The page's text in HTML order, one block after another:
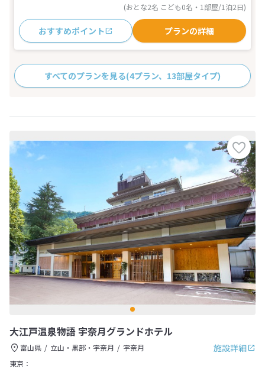
(おとな2名 こども0名・1部屋/1泊2日)
おすすめポイント プランの詳細
すべてのプランを見る(4プラン、13部屋タイプ)
大江戸温泉物語 宇奈月グランドホテル
施設詳細
富山県 立山・黒部・宇奈月
宇奈月
東京：